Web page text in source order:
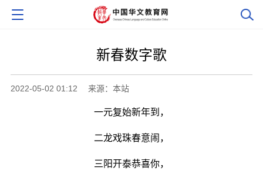
新春数字歌
2022-05-02 01:12 来源：本站
一元复始新年到，
二龙戏珠春意闹，
三阳开泰恭喜你，